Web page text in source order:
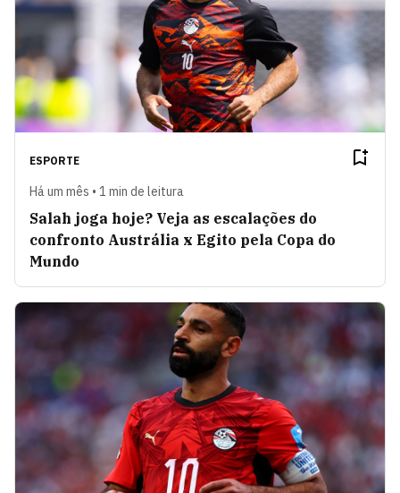
ESPORTE
Há um mês • 1 min de leitura
Salah joga hoje? Veja as escalações do
confronto Austrália x Egito pela Copa do
Mundo